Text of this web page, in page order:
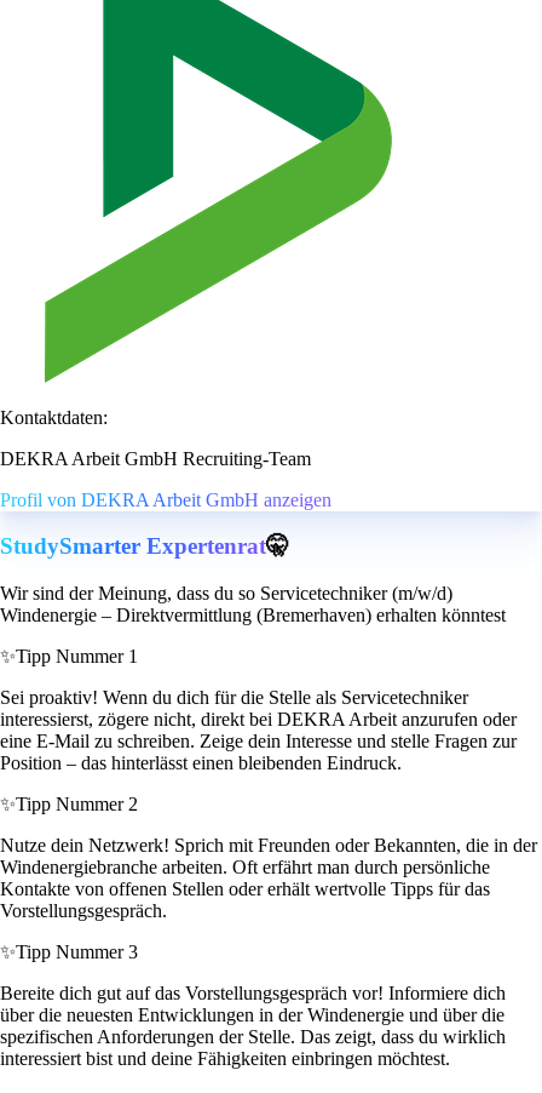
Kontaktdaten:
DEKRA Arbeit GmbH Recruiting-Team
Profil von DEKRA Arbeit GmbH anzeigen
StudySmarter Expertenrat🤫
Wir sind der Meinung, dass du so Servicetechniker (m/w/d)
Windenergie – Direktvermittlung (Bremerhaven) erhalten könntest
✨Tipp Nummer 1
Sei proaktiv! Wenn du dich für die Stelle als Servicetechniker
interessierst, zögere nicht, direkt bei DEKRA Arbeit anzurufen oder
eine E-Mail zu schreiben. Zeige dein Interesse und stelle Fragen zur
Position – das hinterlässt einen bleibenden Eindruck.
✨Tipp Nummer 2
Nutze dein Netzwerk! Sprich mit Freunden oder Bekannten, die in der
Windenergiebranche arbeiten. Oft erfährt man durch persönliche
Kontakte von offenen Stellen oder erhält wertvolle Tipps für das
Vorstellungsgespräch.
✨Tipp Nummer 3
Bereite dich gut auf das Vorstellungsgespräch vor! Informiere dich
über die neuesten Entwicklungen in der Windenergie und über die
spezifischen Anforderungen der Stelle. Das zeigt, dass du wirklich
interessiert bist und deine Fähigkeiten einbringen möchtest.